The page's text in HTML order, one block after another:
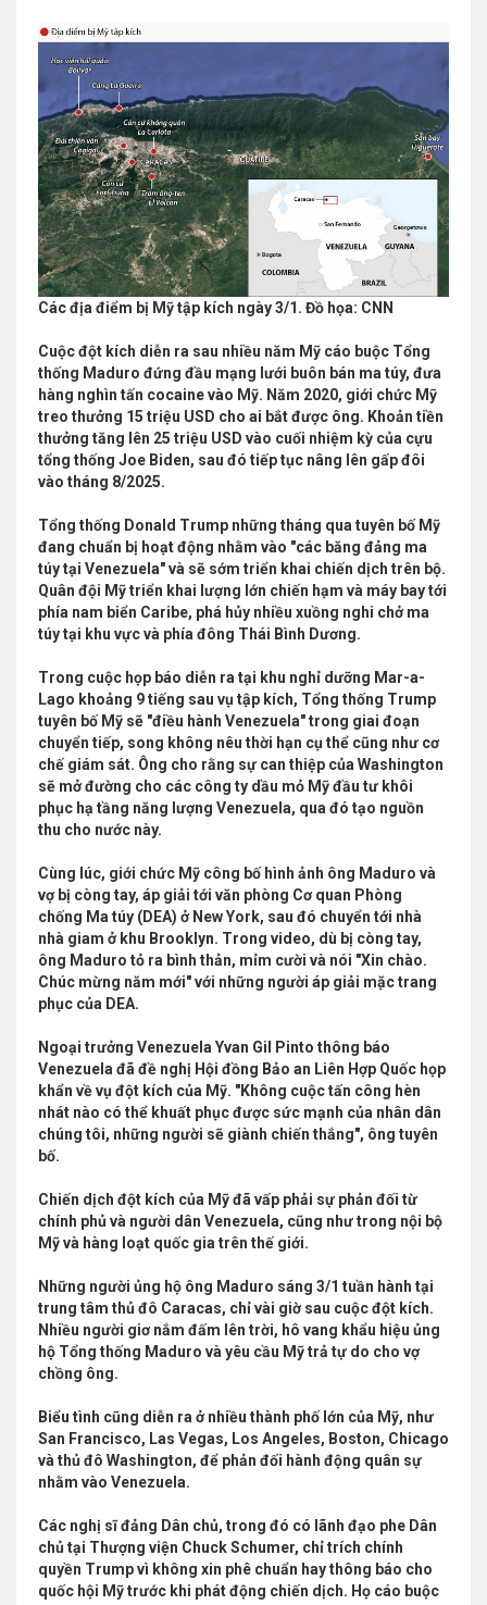
Các địa điểm bị Mỹ tập kích ngày 3/1. Đồ họa: CNN
Cuộc đột kích diễn ra sau nhiều năm Mỹ cáo buộc Tổng
thống Maduro đứng đầu mạng lưới buôn bán ma túy, đưa
hàng nghìn tấn cocaine vào Mỹ. Năm 2020, giới chức Mỹ
treo thưởng 15 triệu USD cho ai bắt được ông. Khoản tiền
thưởng tăng lên 25 triệu USD vào cuối nhiệm kỳ của cựu
tổng thống Joe Biden, sau đó tiếp tục nâng lên gấp đôi
vào tháng 8/2025.
Tổng thống Donald Trump những tháng qua tuyên bố Mỹ
đang chuẩn bị hoạt động nhằm vào "các băng đảng ma
túy tại Venezuela" và sẽ sớm triển khai chiến dịch trên bộ.
Quân đội Mỹ triển khai lượng lớn chiến hạm và máy bay tới
phía nam biển Caribe, phá hủy nhiều xuồng nghi chở ma
túy tại khu vực và phía đông Thái Bình Dương.
Trong cuộc họp báo diễn ra tại khu nghỉ dưỡng Mar-a-
Lago khoảng 9 tiếng sau vụ tập kích, Tổng thống Trump
tuyên bố Mỹ sẽ "điều hành Venezuela" trong giai đoạn
chuyển tiếp, song không nêu thời hạn cụ thể cũng như cơ
chế giám sát. Ông cho rằng sự can thiệp của Washington
sẽ mở đường cho các công ty dầu mỏ Mỹ đầu tư khôi
phục hạ tầng năng lượng Venezuela, qua đó tạo nguồn
thu cho nước này.
Cùng lúc, giới chức Mỹ công bố hình ảnh ông Maduro và
vợ bị còng tay, áp giải tới văn phòng Cơ quan Phòng
chống Ma túy (DEA) ở New York, sau đó chuyển tới nhà
nhà giam ở khu Brooklyn. Trong video, dù bị còng tay,
ông Maduro tỏ ra bình thản, mỉm cười và nói "Xin chào.
Chúc mừng năm mới" với những người áp giải mặc trang
phục của DEA.
Ngoại trưởng Venezuela Yvan Gil Pinto thông báo
Venezuela đã đề nghị Hội đồng Bảo an Liên Hợp Quốc họp
khẩn về vụ đột kích của Mỹ. "Không cuộc tấn công hèn
nhát nào có thể khuất phục được sức mạnh của nhân dân
chúng tôi, những người sẽ giành chiến thắng", ông tuyên
bố.
Chiến dịch đột kích của Mỹ đã vấp phải sự phản đối từ
chính phủ và người dân Venezuela, cũng như trong nội bộ
Mỹ và hàng loạt quốc gia trên thế giới.
Những người ủng hộ ông Maduro sáng 3/1 tuần hành tại
trung tâm thủ đô Caracas, chỉ vài giờ sau cuộc đột kích.
Nhiều người giơ nắm đấm lên trời, hô vang khẩu hiệu ủng
hộ Tổng thống Maduro và yêu cầu Mỹ trả tự do cho vợ
chồng ông.
Biểu tình cũng diễn ra ở nhiều thành phố lớn của Mỹ, như
San Francisco, Las Vegas, Los Angeles, Boston, Chicago
và thủ đô Washington, để phản đối hành động quân sự
nhằm vào Venezuela.
Các nghị sĩ đảng Dân chủ, trong đó có lãnh đạo phe Dân
chủ tại Thượng viện Chuck Schumer, chỉ trích chính
quyền Trump vì không xin phê chuẩn hay thông báo cho
quốc hội Mỹ trước khi phát động chiến dịch. Họ cáo buộc